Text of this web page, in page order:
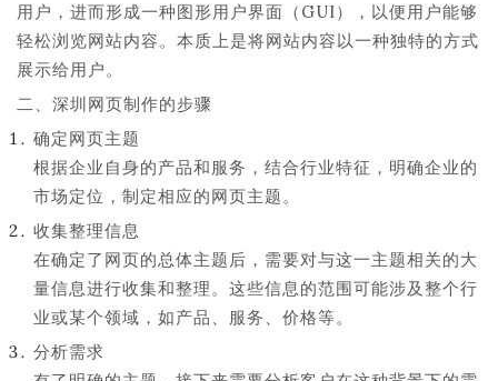
用户，进而形成一种图形用户界面（GUI），以便用户能够
轻松浏览网站内容。本质上是将网站内容以一种独特的方式
展示给用户。
二、深圳网页制作的步骤
确定网页主题
根据企业自身的产品和服务，结合行业特征，明确企业的
市场定位，制定相应的网页主题。
收集整理信息
在确定了网页的总体主题后，需要对与这一主题相关的大
量信息进行收集和整理。这些信息的范围可能涉及整个行
业或某个领域，如产品、服务、价格等。
分析需求